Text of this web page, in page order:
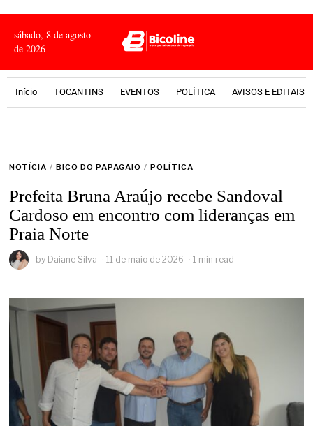
sábado, 8 de agosto
de 2026
Início TOCANTINS EVENTOS POLÍTICA AVISOS E EDITAIS
NOTÍCIA / BICO DO PAPAGAIO / POLÍTICA
Prefeita Bruna Araújo recebe Sandoval
Cardoso em encontro com lideranças em
Praia Norte
by Daiane Silva 11 de maio de 2026 1 min read